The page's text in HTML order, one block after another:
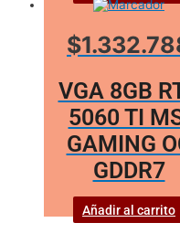
VGA 8GB
5060 TI
GAMING
GDDR7
Añadir al carrito